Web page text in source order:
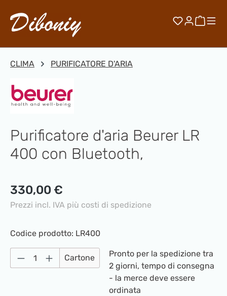
Passa al contenuto principale
Hai 0Il
CLIMA PURIFICATORE D'ARIA
Purificatore d'aria Beurer LR
400 con Bluetooth,
Prezzo normale:
330,00 €
Prezzi incl. IVA più costi di spedizione
Codice prodotto: LR400
Quantità del prodotto: inserisci la
Cartone
Pronto per la spedizione tra
2 giorni, tempo di consegna
- la merce deve essere
ordinata